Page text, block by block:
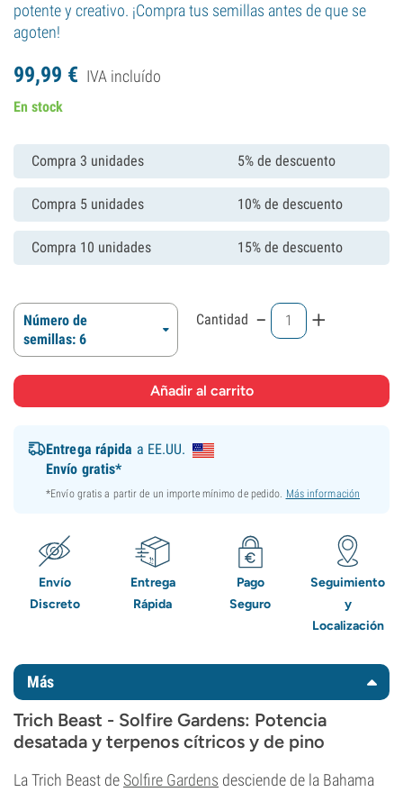
potente y creativo. ¡Compra tus semillas antes de que se
agoten!
99,99 € IVA incluído
En stock
Compra 3 unidades 5% de descuento
Compra 5 unidades 10% de descuento
Compra 10 unidades 15% de descuento
Número de
semillas: 6
Cantidad - +
Entrega rápida a EE.UU.
Envío gratis*
*Envío gratis a partir de un importe mínimo de pedido. Más información
Envío
Discreto
Entrega
Rápida
Pago
Seguro
Seguimiento
y
Localización
Más
Trich Beast - Solfire Gardens: Potencia
desatada y terpenos cítricos y de pino
La Trich Beast de Solfire Gardens desciende de la Bahama